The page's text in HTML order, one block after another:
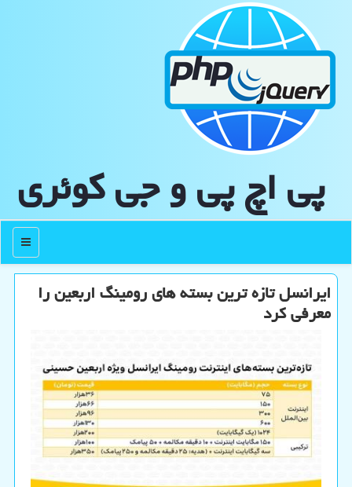
پی اچ پی و جی كوئری
منو
ایرانسل تازه ترین بسته های رومینگ اربعین را
معرفی کرد